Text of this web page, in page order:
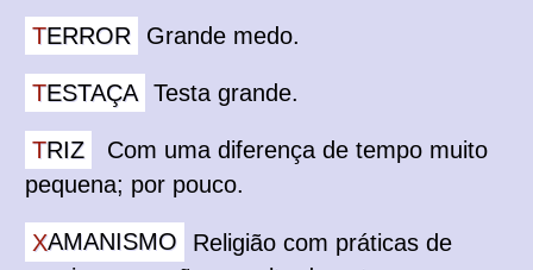
TERROR Grande medo.
TESTAÇA Testa grande.
TRIZ
Com uma diferença de tempo muito
pequena; por pouco.
XAMANISMO
Religião com práticas de